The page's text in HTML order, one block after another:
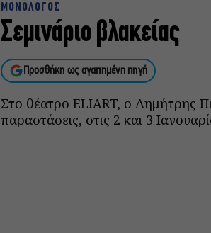
ΜΟΝΟΛΟΓΟΣ
Σεμινάριο βλακείας
Προσθήκη ως αγαπημένη πηγή
Στο θέατρο ELIART, ο Δημήτρης
παραστάσεις, στις 2 και 3